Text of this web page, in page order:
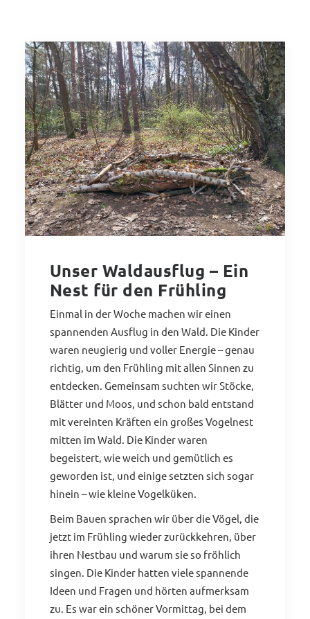
Unser Waldausflug – Ein
Nest für den Frühling
Einmal in der Woche machen wir einen
spannenden Ausflug in den Wald. Die Kinder
waren neugierig und voller Energie – genau
richtig, um den Frühling mit allen Sinnen zu
entdecken. Gemeinsam suchten wir Stöcke,
Blätter und Moos, und schon bald entstand
mit vereinten Kräften ein großes Vogelnest
mitten im Wald. Die Kinder waren
begeistert, wie weich und gemütlich es
geworden ist, und einige setzten sich sogar
hinein – wie kleine Vogelküken.
Beim Bauen sprachen wir über die Vögel, die
jetzt im Frühling wieder zurückkehren, über
ihren Nestbau und warum sie so fröhlich
singen. Die Kinder hatten viele spannende
Ideen und Fragen und hörten aufmerksam
zu. Es war ein schöner Vormittag, bei dem